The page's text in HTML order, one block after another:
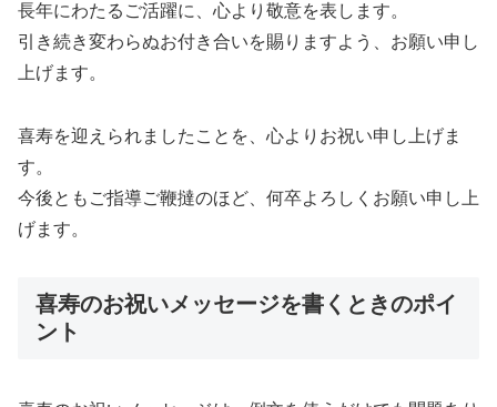
長年にわたるご活躍に、心より敬意を表します。
引き続き変わらぬお付き合いを賜りますよう、お願い申し
上げます。
喜寿を迎えられましたことを、心よりお祝い申し上げま
す。
今後ともご指導ご鞭撻のほど、何卒よろしくお願い申し上
げます。
喜寿のお祝いメッセージを書くときのポイ
ント